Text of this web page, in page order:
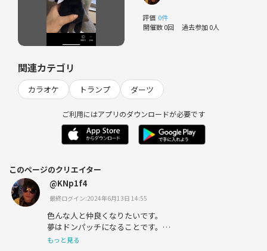
評価 0件
開催数 0回 過去参加 0人
関連カテゴリ
カラオケ トランプ ダーツ
ご利用にはアプリのダウンロードが必要です
このページのクリエイター
@KNp1f4
最終ログイン:2024年6月13日 14:55
色んな人と仲良くなりたいです。
夢はドンパッチになることです。
職業・ハジケリスト
もっと見る